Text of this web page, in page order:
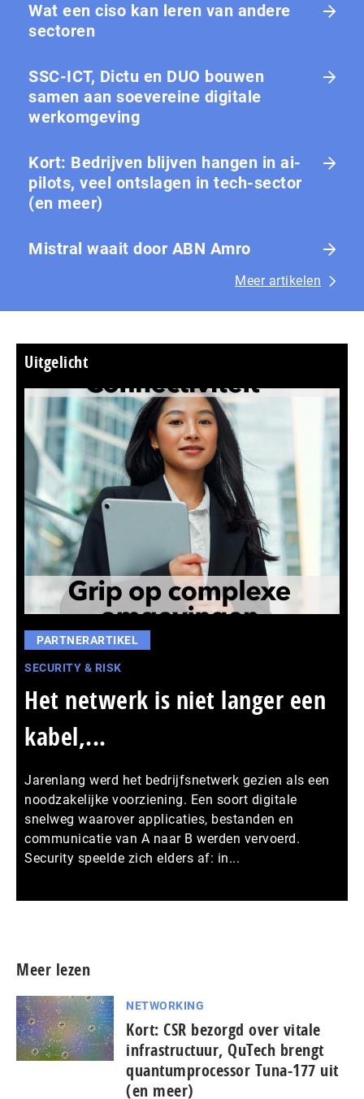
Wat een ciso kan leren van andere
sectoren
SSC-ICT, Dictu en DUO bouwen
samen aan soevereine digitale
werkomgeving
Kort: Bedrijven blijven hangen in ai-
pilots, veel ontslagen in tech-sector
(en meer)
Mistral waait door ABN Amro
Meer artikelen
Uitgelicht
PARTNERARTIKEL
SECURITY & RISK
Het netwerk is niet langer een
kabel,...
Jarenlang werd het bedrijfsnetwerk gezien als een
noodzakelijke voorziening. Een soort digitale
snelweg waarover applicaties, bestanden en
communicatie van A naar B werden vervoerd.
Security speelde zich elders af: in...
Meer lezen
NETWORKING
Kort: CSR bezorgd over vitale
infrastructuur, QuTech brengt
quantumprocessor Tuna-177 uit
(en meer)